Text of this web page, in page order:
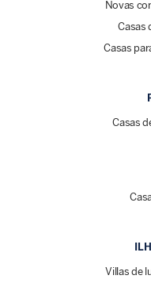
Novas
Casas
Casas
Casas
Villas de